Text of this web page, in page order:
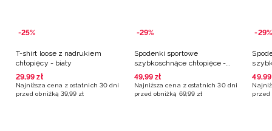
-25%
T-shirt loose z nadrukiem
chłopięcy - biały
29,99 zł
Najniższa cena z ostatnich 30 dni
przed obniżką 39,99 zł
-29%
Spodenki sportowe
szybkoschnące chłopięce -
turkusowe
49,99 zł
Najniższa cena z ostatnich 30 dni
przed obniżką 69,99 zł
-29%
49,99
przed